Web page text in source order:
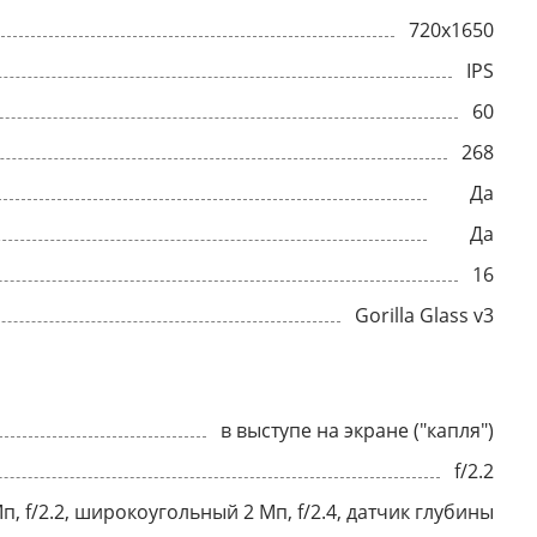
720x1650
IPS
60
268
Да
Да
16
Gorilla Glass v3
в выступе на экране ("капля")
f/2.2
f/2.2, широкоугольный 2 Мп, f/2.4, датчик глубины